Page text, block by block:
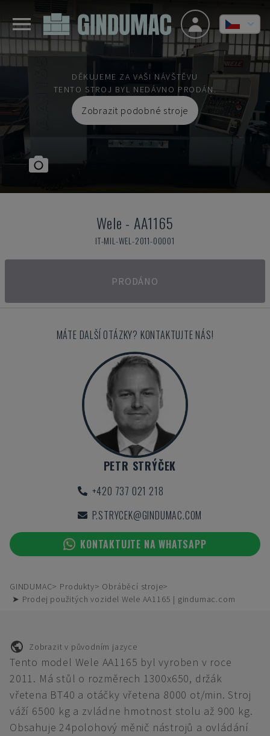
DĚKUJEME ZA VAŠI NÁVŠTĚVU
TENTO STROJ BYL NEDÁVNO PRODÁN.
Zobrazit podobné stroje
Wele - AA1165
IT-MIL-WEL-2011-00001
PRODÁNO
MÁTE DALŠÍ OTÁZKY? KONTAKTUJTE NÁS!
PETR STRÝČEK
+420 737 021 218
P.STRYCEK@GINDUMAC.COM
KONTAKTUJTE NA WHATSAPP
GINDUMAC Produkty
Obráběcí stroje
➤ Prodej použitých vozidel Wele AA1165 | gindumac.com
Zobrazit v původním jazyce
Tento model Wele AA1165 byl vyroben v roce
2011. Má stůl o rozměrech 1300x650, držák
vřetena BT40 a otáčky vřetena 8000 ot/min. Stroj
váží 6500 kg a zvládne hmotnost stolu až 900 kg.
Obsahuje 24polohový měnič nástrojů a ovládání